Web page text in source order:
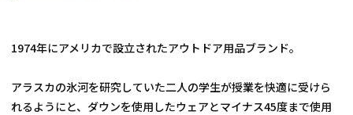
1974年にアメリカで設立されたアウトドア用品ブランド。
アラスカの氷河を研究していた二人の学生が授業を快適に受けら
れるようにと、ダウンを使用したウェアとマイナス45度まで使用